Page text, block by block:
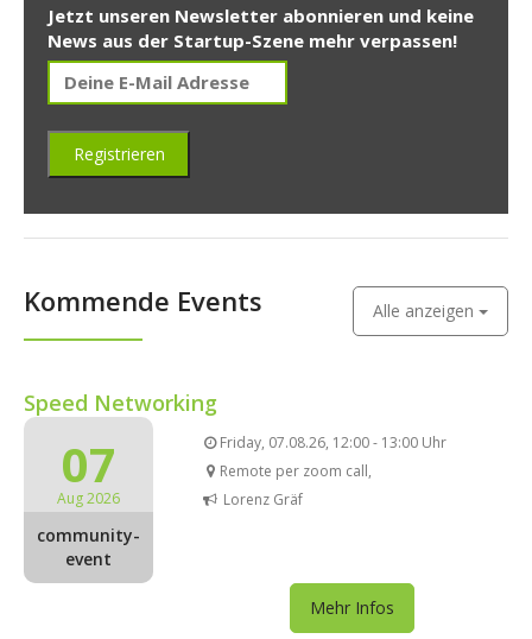
Jetzt unseren Newsletter abonnieren und keine
News aus der Startup-Szene mehr verpassen!
Kommende Events Alle anzeigen
Speed Networking
07
Aug 2026
community-
event
Friday, 07.08.26, 12:00 - 13:00 Uhr
Remote per zoom call,
Lorenz Gräf
Mehr Infos